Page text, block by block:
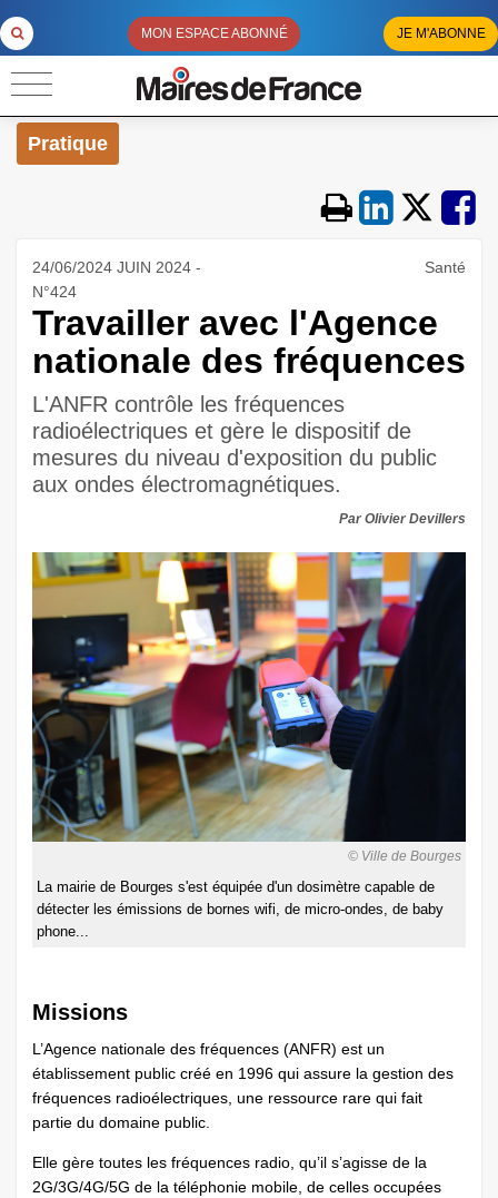
MON ESPACE ABONNÉ JE M'ABONNE
Pratique
24/06/2024 JUIN 2024 -
N°424
Santé
Travailler avec l'Agence
nationale des fréquences
L'ANFR contrôle les fréquences
radioélectriques et gère le dispositif de
mesures du niveau d'exposition du public
aux ondes électromagnétiques.
Par Olivier Devillers
© Ville de Bourges
La mairie de Bourges s'est équipée d'un dosimètre capable de
détecter les émissions de bornes wifi, de micro-ondes, de baby
phone...
Missions
L’Agence nationale des fréquences (ANFR) est un
établissement public créé en 1996 qui assure la gestion des
fréquences radioélectriques, une ressource rare qui fait
partie du domaine public.
Elle gère toutes les fréquences radio, qu’il s’agisse de la
2G/3G/4G/5G de la téléphonie mobile, de celles occupées